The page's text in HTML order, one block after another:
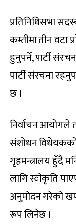
प्रतिनिधिसभा
कम्तीमा तीन वटा
हुनुपर्ने, पार्टी
पार्टी संरचना
छ ।
निर्वाचन आयोगले
संशोधन विधेयकको
गृहमन्त्रालय हुँदै
लागि स्वीकृति
अनुमोदन गरेको
रूप लिनेछ ।